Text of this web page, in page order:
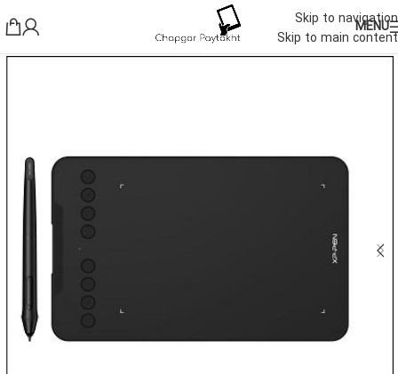
Skip to navigation
Skip to main content
MENU